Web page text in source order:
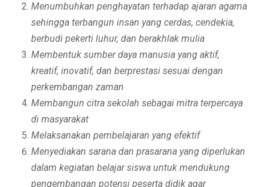
Menumbuhkan penghayatan terhadap ajaran agama
sehingga terbangun insan yang cerdas, cendekia,
berbudi pekerti luhur, dan berakhlak mulia
Membentuk sumber daya manusia yang aktif,
kreatif, inovatif, dan berprestasi sesuai dengan
perkembangan zaman
Membangun citra sekolah sebagai mitra terpercaya
di masyarakat
Melaksanakan pembelajaran yang efektif
Menyediakan sarana dan prasarana yang diperlukan
dalam kegiatan belajar siswa untuk mendukung
pengembangan potensi peserta didik agar